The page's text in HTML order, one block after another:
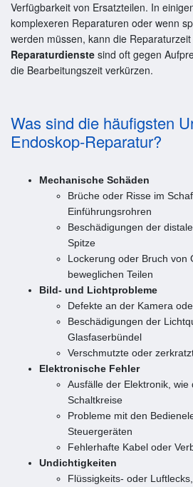
Verfügbarkeit von Ersatzteilen. In
komplexeren Reparaturen oder wenn
werden müssen, kann die
Reparaturdienste sind oft gegen
die Bearbeitungszeit verkürzen.
Was sind die häufigsten
Endoskop-Reparatur?
Mechanische Schäden
Brüche oder Risse im
Einführungsrohren
Beschädigungen der
Spitze
Lockerung oder Bruch von
beweglichen Teilen
Bild- und Lichtprobleme
Defekte an der Kamera
Beschädigungen der
Glasfaserbündel
Verschmutzte oder
Elektronische Fehler
Ausfälle der Elektronik,
Schaltkreise
Probleme mit den
Steuergeräten
Fehlerhafte Kabel oder
Undichtigkeiten
Flüssigkeits- oder